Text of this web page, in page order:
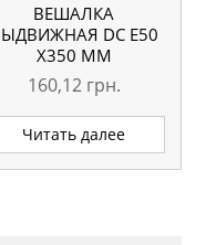
ВЕШАЛКА
DC E50
X350 ММ
160,12 грн.
Читать далее